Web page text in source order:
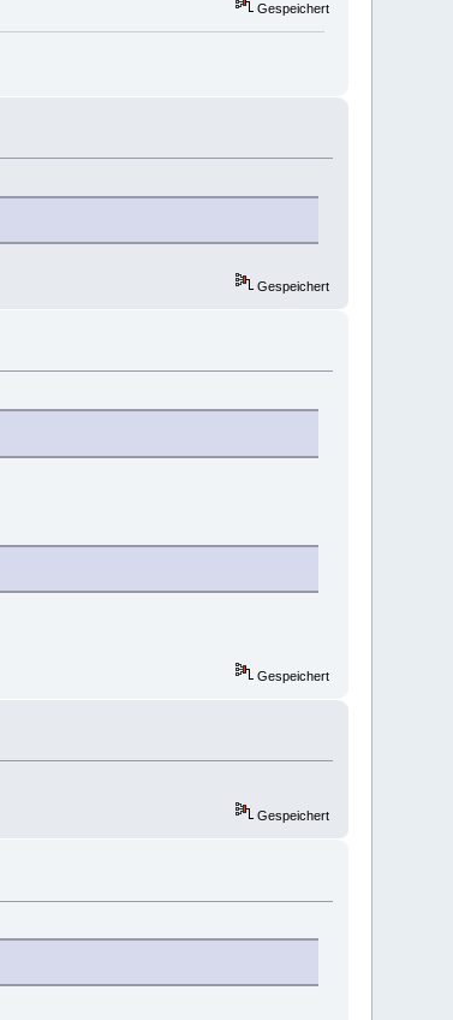
Gespeichert
Gespeichert
Gespeichert
Gespeichert